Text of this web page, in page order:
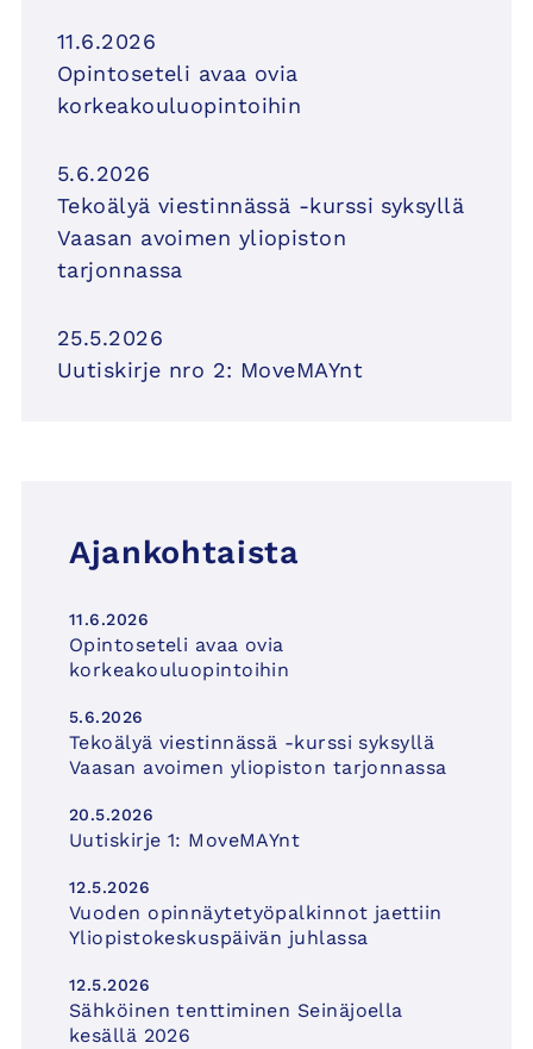
11.6.2026
Opintoseteli avaa ovia
korkeakouluopintoihin
5.6.2026
Tekoälyä viestinnässä -kurssi syksyllä
Vaasan avoimen yliopiston
tarjonnassa
25.5.2026
Uutiskirje nro 2: MoveMAYnt
Ajankohtaista
11.6.2026
Opintoseteli avaa ovia
korkeakouluopintoihin
5.6.2026
Tekoälyä viestinnässä -kurssi syksyllä
Vaasan avoimen yliopiston tarjonnassa
20.5.2026
Uutiskirje 1: MoveMAYnt
12.5.2026
Vuoden opinnäytetyöpalkinnot jaettiin
Yliopistokeskuspäivän juhlassa
12.5.2026
Sähköinen tenttiminen Seinäjoella
kesällä 2026